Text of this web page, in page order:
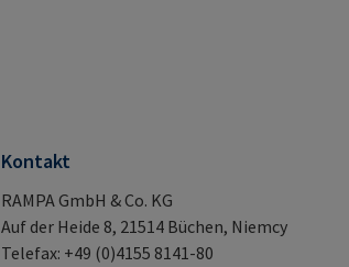
Kontakt
RAMPA GmbH & Co. KG
Auf der Heide 8, 21514 Büchen, Niemcy
Telefax: +49 (0)4155 8141-80